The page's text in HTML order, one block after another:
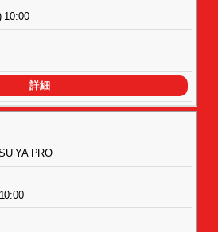
10:00
詳細
YA PRO